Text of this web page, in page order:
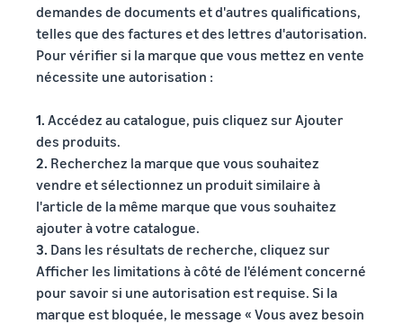
demandes de documents et d'autres qualifications,
telles que des factures et des lettres d'autorisation.
Pour vérifier si la marque que vous mettez en vente
nécessite une autorisation :
1. Accédez au catalogue, puis cliquez sur Ajouter
des produits.
2. Recherchez la marque que vous souhaitez
vendre et sélectionnez un produit similaire à
l'article de la même marque que vous souhaitez
ajouter à votre catalogue.
3. Dans les résultats de recherche, cliquez sur
Afficher les limitations à côté de l'élément concerné
pour savoir si une autorisation est requise. Si la
marque est bloquée, le message « Vous avez besoin